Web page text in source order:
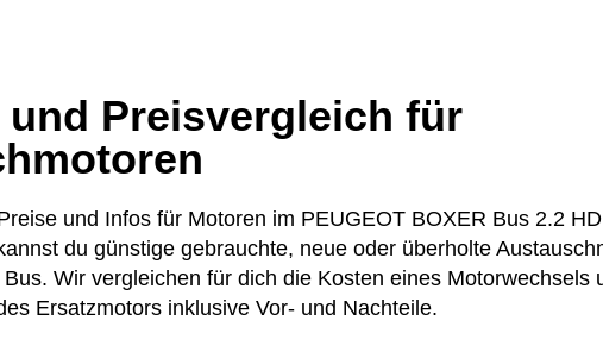
und Preisvergleich für
und Infos für Motoren im PEUGEOT BOXER Bus 2.2
du günstige gebrauchte, neue oder überholte
Wir vergleichen für dich die Kosten eines Motorwechsels
Ersatzmotors inklusive Vor- und Nachteile.